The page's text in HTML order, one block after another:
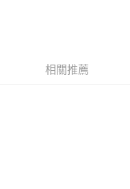
品］
相關推薦